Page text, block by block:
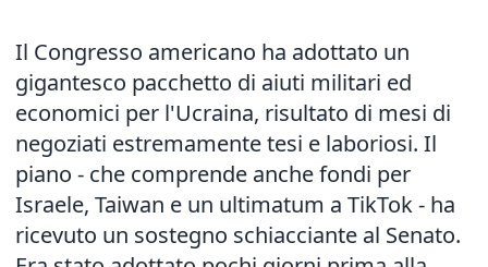
Il Congresso americano ha adottato un
gigantesco pacchetto di aiuti militari ed
economici per l'Ucraina, risultato di mesi di
negoziati estremamente tesi e laboriosi. Il
piano - che comprende anche fondi per
Israele, Taiwan e un ultimatum a TikTok - ha
ricevuto un sostegno schiacciante al Senato.